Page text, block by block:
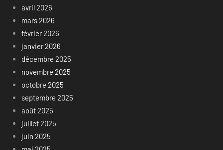
avril 2026
mars 2026
février 2026
janvier 2026
décembre 2025
novembre 2025
octobre 2025
septembre 2025
août 2025
juillet 2025
juin 2025